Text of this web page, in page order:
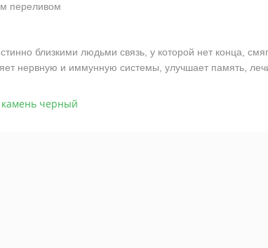
переливом
близкими людьми связь, у которой нет конца,
нервную и иммунную системы, улучшает память,
черный